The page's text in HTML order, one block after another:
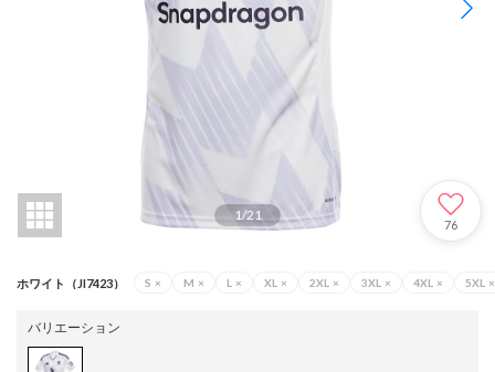
1/21
76
ホワイト（JI7423） S × M × L × XL × 2XL × 3XL × 4XL × 5XL ×
バリエーション